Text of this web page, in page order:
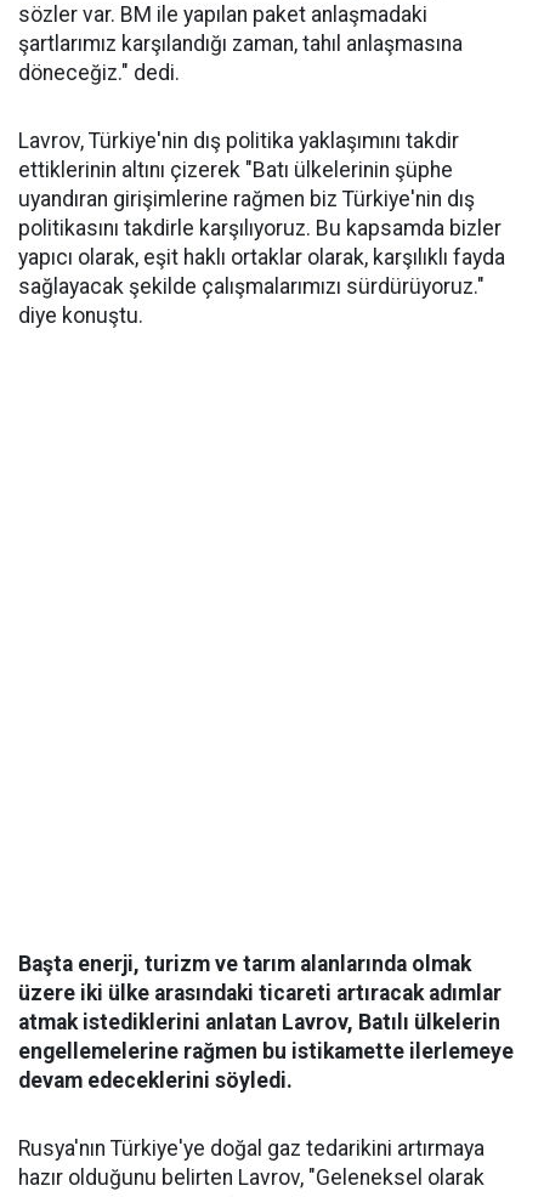
sözler var. BM ile yapılan paket anlaşmadaki
şartlarımız karşılandığı zaman, tahıl anlaşmasına
döneceğiz." dedi.
Lavrov, Türkiye'nin dış politika yaklaşımını takdir
ettiklerinin altını çizerek "Batı ülkelerinin şüphe
uyandıran girişimlerine rağmen biz Türkiye'nin dış
politikasını takdirle karşılıyoruz. Bu kapsamda bizler
yapıcı olarak, eşit haklı ortaklar olarak, karşılıklı fayda
sağlayacak şekilde çalışmalarımızı sürdürüyoruz."
diye konuştu.
Başta enerji, turizm ve tarım alanlarında olmak
üzere iki ülke arasındaki ticareti artıracak adımlar
atmak istediklerini anlatan Lavrov, Batılı ülkelerin
engellemelerine rağmen bu istikamette ilerlemeye
devam edeceklerini söyledi.
Rusya'nın Türkiye'ye doğal gaz tedarikini artırmaya
hazır olduğunu belirten Lavrov, "Geleneksel olarak